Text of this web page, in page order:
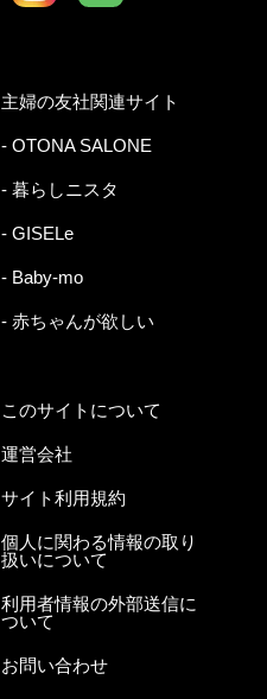
主婦の友社関連サイト
- OTONA SALONE
- 暮らしニスタ
- GISELe
- Baby-mo
- 赤ちゃんが欲しい
このサイトについて
運営会社
サイト利用規約
個人に関わる情報の取り
扱いについて
利用者情報の外部送信に
ついて
お問い合わせ